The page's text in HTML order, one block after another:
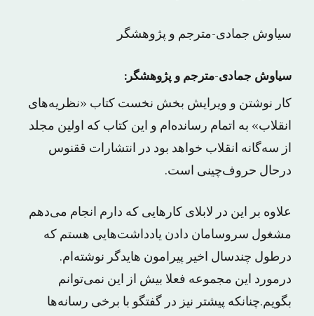
سیاوش جمادی-مترجم و پژوهشگر
سیاوش جمادی-مترجم و پژوهشگر:
کار نوشتن و ویرایش بخش نخست کتاب «نظریه‌های
انقلاب» به اتمام رسانده‌ام و این کتاب که اولین مجلد
از سه‌گانه انقلاب خواهد بود در انتشارات ققنوس
درحال حروف‌چینی است.
علاوه بر این در لابلای کارهایی که دارم انجام می‌دهم
مشغول سروسامان دادن یادداشت‌هایی هستم که
درطول چندسال اخیر پیرامون هایدگر نوشته‌ام.
درمورد این مجموعه فعلا بیش از این نمی‌توانم
بگویم.چنانکه پیشتر نیز در گفتگو با برخی رسانه‌ها